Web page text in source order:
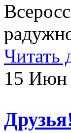
Читать
15 Июн